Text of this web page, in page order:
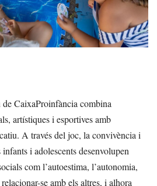
de CaixaProinfància combina
artístiques i esportives amb
A través del joc, la convivència i
i adolescents desenvolupen
com l’autoestima, l’autonomia,
se amb els altres, i alhora